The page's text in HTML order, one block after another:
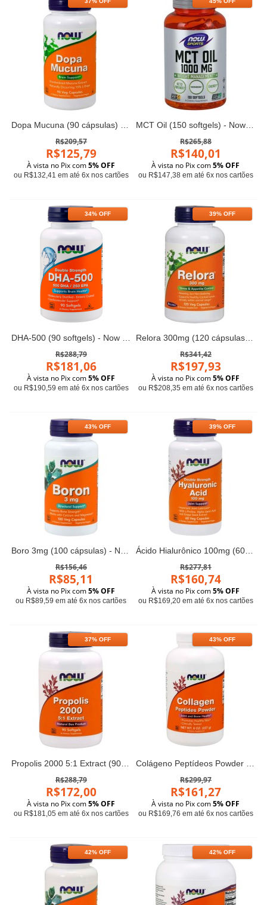
Dopa Mucuna (90 cápsulas) - Now Foods
R$209,57
R$125,79
À vista no Pix com5% OFF
ou R$132,41 em até 6x nos cartões
MCT Oil (150 softgels) - Now Foods
R$265,88
R$140,01
À vista no Pix com5% OFF
ou R$147,38 em até 6x nos cartões
34% OFF
DHA-500 (90 softgels) - Now Foods
R$288,79
R$181,06
À vista no Pix com5% OFF
ou R$190,59 em até 6x nos cartões
39% OFF
Relora 300mg (120 cápsulas) - Now Foods
R$341,42
R$197,93
À vista no Pix com5% OFF
ou R$208,35 em até 6x nos cartões
43% OFF
Boro 3mg (100 cápsulas) - Now Foods
R$156,46
R$85,11
À vista no Pix com5% OFF
ou R$89,59 em até 6x nos cartões
39% OFF
Ácido Hialurônico 100mg (60 cápsulas) - Now Foods
R$277,81
R$160,74
À vista no Pix com5% OFF
ou R$169,20 em até 6x nos cartões
37% OFF
Propolis 2000 5:1 Extract (90 softgels) - Now Foods
R$288,79
R$172,00
À vista no Pix com5% OFF
ou R$181,05 em até 6x nos cartões
43% OFF
Colágeno Peptídeos Powder (227g) - Now Foods
R$299,97
R$161,27
À vista no Pix com5% OFF
ou R$169,76 em até 6x nos cartões
42% OFF 42% OFF